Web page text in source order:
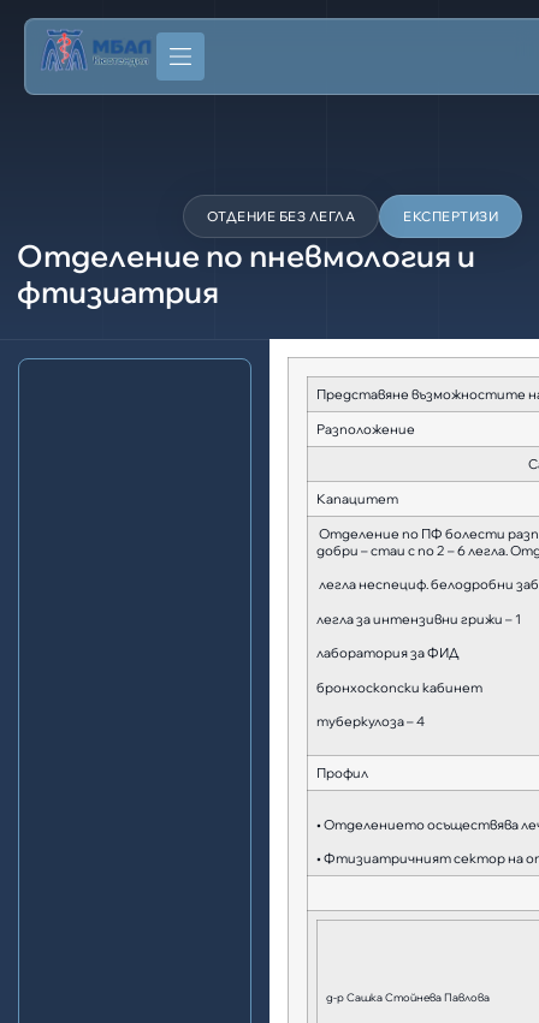
Отделение по пневмология и
фтизиатрия
ЕКСПЕРТИЗИ
ОТДЕНИЕ БЕЗ ЛЕГЛА
Представяне възможностите
Разположение
Капацитет
Отделение по ПФ болести
добри – стаи с по 2 – 6 легла.
легла неспециф. белодробни
легла за интензивни грижи – 1
лаборатория за ФИД
бронхоскопски кабинет
туберкулоза – 4
Профил
• Отделението осъществява
• Фтизиатричният сектор на
д-р Сашка Стойнева Павлова